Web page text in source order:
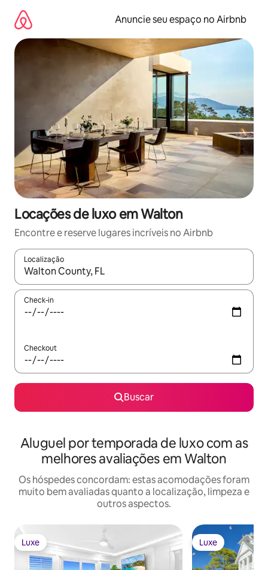
para
conteúdo
Anuncie seu espaço no Airbnb
Locações de luxo em Walton
Encontre e reserve lugares incríveis no Airbnb
Localização
Quando os resultados estiverem disponíveis, explore-os
Check-in
Checkout
Buscar
Aluguel por temporada de luxo com as
melhores avaliações em Walton
Os hóspedes concordam: estas acomodações foram
muito bem avaliadas quanto a localização, limpeza e
outros aspectos.
Luxe
Luxe Luxe
Luxe